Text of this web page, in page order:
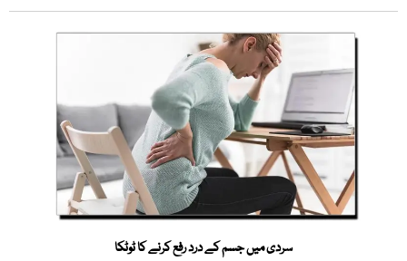
سردی میں جسم کے درد رفع کرنے کا ٹوٹکا